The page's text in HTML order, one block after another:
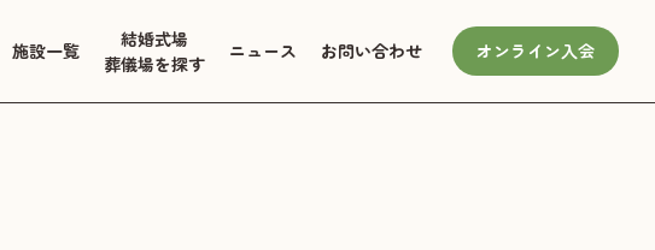
施設一覧
結婚式場
葬儀場を探す
ニュース お問い合わせ オンライン入会